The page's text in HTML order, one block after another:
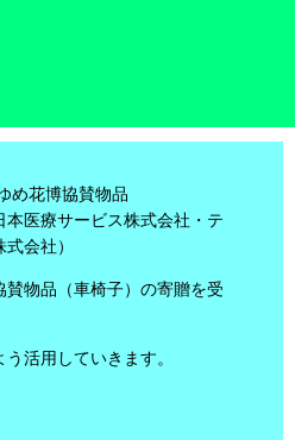
め花博協賛物品
医療サービス株式会社・テ
式会社）
賛物品（車椅子）の寄贈を受
活用していきます。